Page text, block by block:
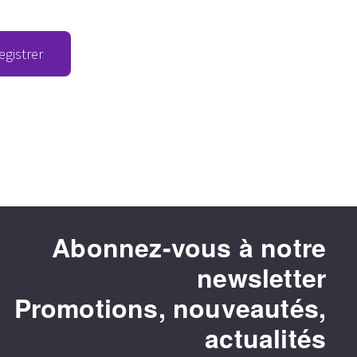
Abonnez-vous à notre
newsletter
Promotions, nouveautés,
actualités